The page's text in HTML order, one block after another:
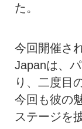
た。
今回開催さ
Japanは、
り、二度目
今回も彼の
ステージを